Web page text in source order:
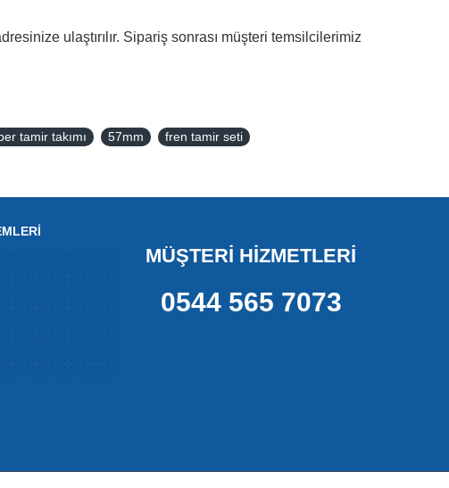
ulaştırılır. Sipariş sonrası müşteri temsilcilerimiz
tamir takımı 57mm
fren tamir seti
MÜŞTERİ HİZMETLERİ
0544 565 7073